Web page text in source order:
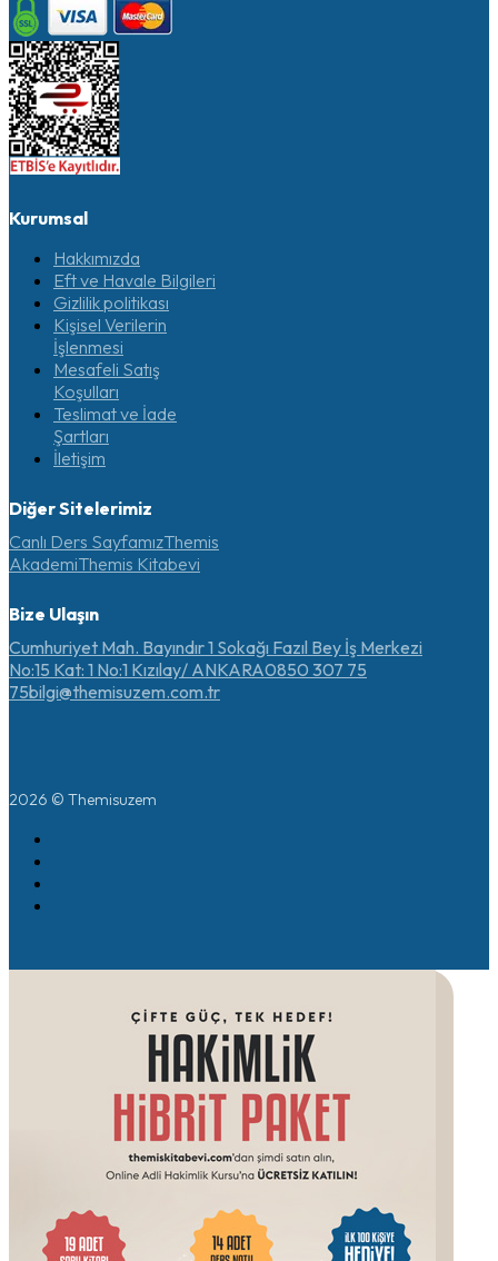
Kurumsal
Hakkımızda
Eft ve Havale Bilgileri
Gizlilik politikası
Kişisel Verilerin
İşlenmesi
Mesafeli Satış
Koşulları
Teslimat ve İade
Şartları
İletişim
Diğer Sitelerimiz
Canlı Ders SayfamızThemis
AkademiThemis Kitabevi
Bize Ulaşın
Cumhuriyet Mah. Bayındır 1 Sokağı Fazıl Bey İş Merkezi
No:15 Kat: 1 No:1 Kızılay/ ANKARA0850 307 75
75bilgi@themisuzem.com.tr
2026 © Themisuzem